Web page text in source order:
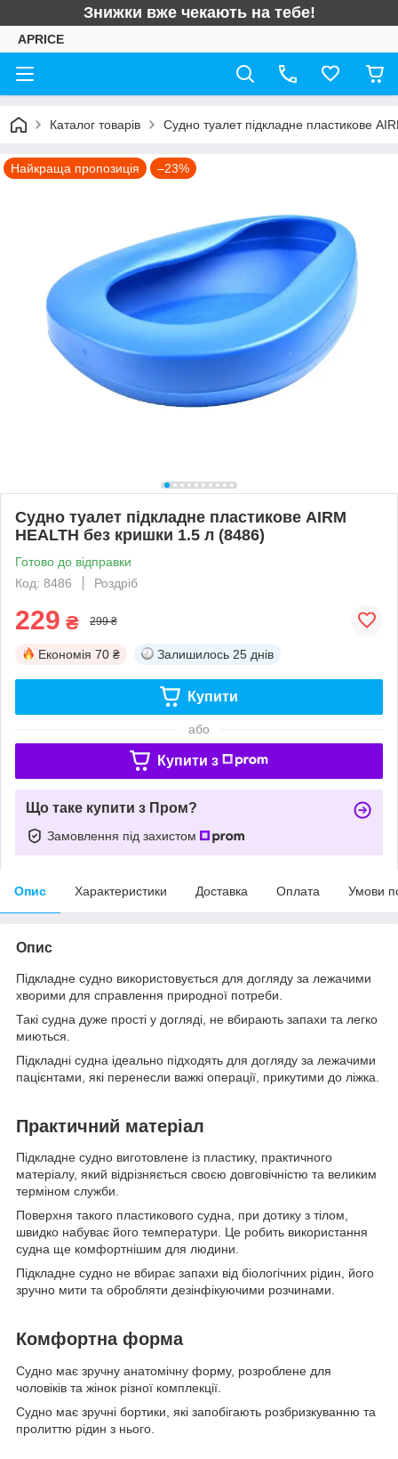
Знижки вже чекають на тебе!
APRICE
Каталог товарів Судно туалет підкладне пластикове
Найкраща пропозиція –23%
Судно туалет підкладне пластикове AIRM
HEALTH без кришки 1.5 л (8486)
Готово до відправки
Код: 8486
Роздріб
229 ₴ 299 ₴
Економія 70 ₴ Залишилось 25 днів
Купити
або
Купити з
Що таке купити з Пром?
Замовлення під захистом
Опис Характеристики Доставка Оплата Умови
Опис
Підкладне судно використовується для догляду за лежачими
хворими для справлення природної потреби.
Такі судна дуже прості у догляді, не вбирають запахи та легко
миються.
Підкладні судна ідеально підходять для догляду за лежачими
пацієнтами, які перенесли важкі операції, прикутими до ліжка.
Практичний матеріал
Підкладне судно виготовлене із пластику, практичного
матеріалу, який відрізняється своєю довговічністю та великим
терміном служби.
Поверхня такого пластикового судна, при дотику з тілом,
швидко набуває його температури. Це робить використання
судна ще комфортнішим для людини.
Підкладне судно не вбирає запахи від біологічних рідин, його
зручно мити та обробляти дезінфікуючими розчинами.
Комфортна форма
Судно має зручну анатомічну форму, розроблене для
чоловіків та жінок різної комплекції.
Судно має зручні бортики, які запобігають розбризкуванню та
пролиттю рідин з нього.